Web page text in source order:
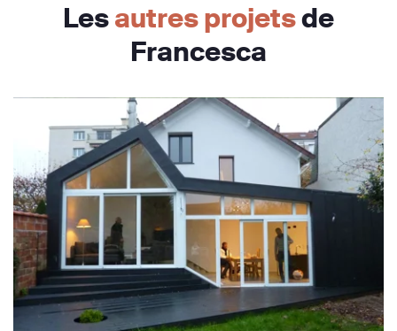
Lesautres projetsde
Francesca